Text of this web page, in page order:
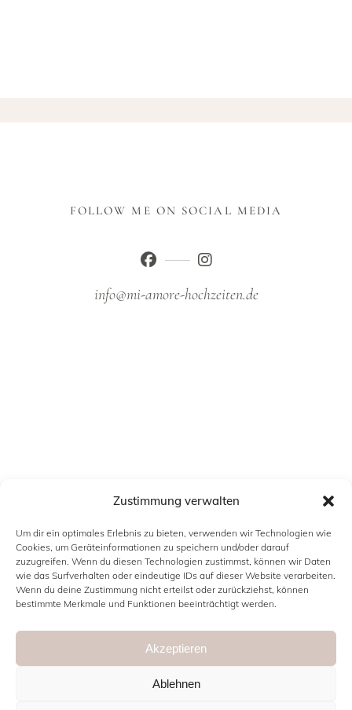
Zustimmung verwalten
Um dir ein optimales Erlebnis zu bieten, verwenden wir Technologien wie
Cookies, um Geräteinformationen zu speichern und/oder darauf
zuzugreifen. Wenn du diesen Technologien zustimmst, können wir Daten
wie das Surfverhalten oder eindeutige IDs auf dieser Website verarbeiten.
Wenn du deine Zustimmung nicht erteilst oder zurückziehst, können
bestimmte Merkmale und Funktionen beeinträchtigt werden.
Akzeptieren
Ablehnen
FOLLOW ME ON SOCIAL MEDIA
info@mi-amore-hochzeiten.de
INFORMATIONEN
Kontakt
Impressum
Datenschutzerklärung